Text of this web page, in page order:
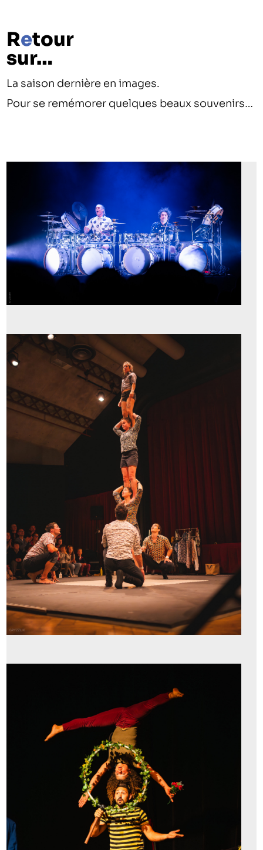
Retour
sur…
La saison dernière en images.
Pour se remémorer quelques beaux souvenirs…